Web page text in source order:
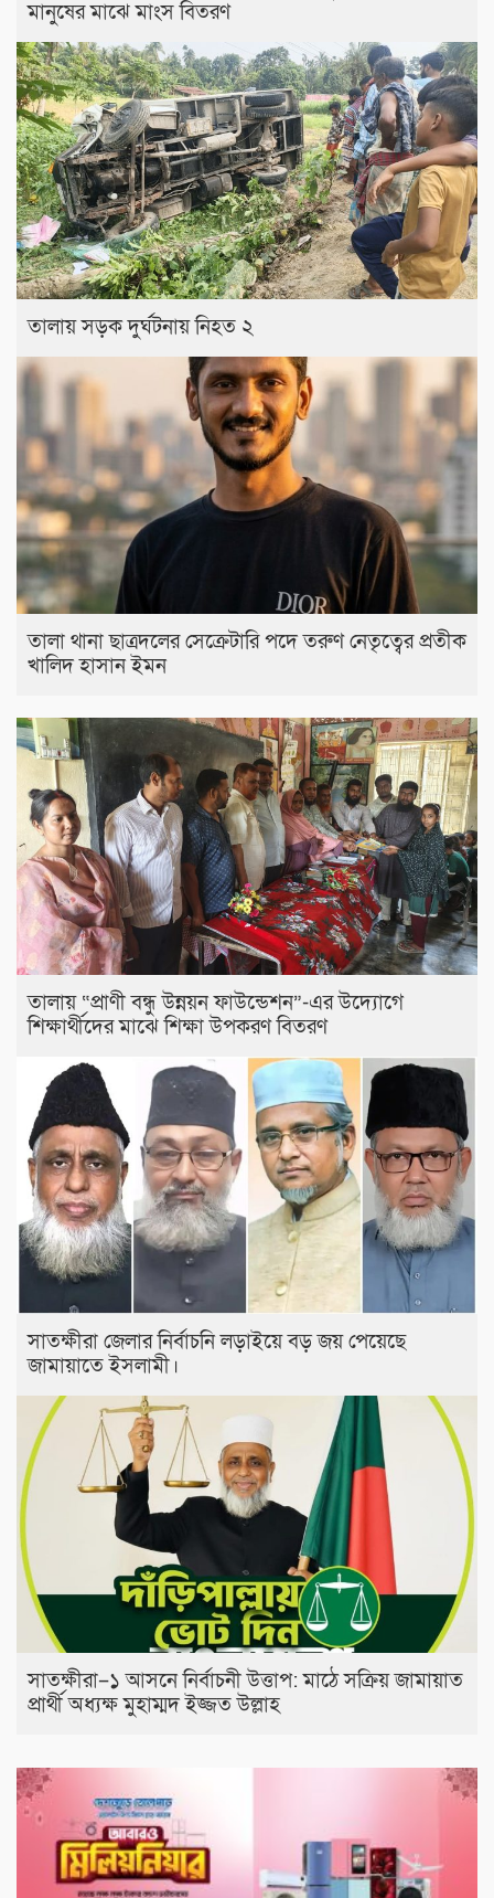
মানুষের মাঝে মাংস বিতরণ
তালায় সড়ক দুর্ঘটনায় নিহত ২
তালা থানা ছাত্রদলের সেক্রেটারি পদে তরুণ নেতৃত্বের প্রতীক
খালিদ হাসান ইমন
তালায় “প্রাণী বন্ধু উন্নয়ন ফাউন্ডেশন”-এর উদ্যোগে
শিক্ষার্থীদের মাঝে শিক্ষা উপকরণ বিতরণ
সাতক্ষীরা জেলার নির্বাচনি লড়াইয়ে বড় জয় পেয়েছে
জামায়াতে ইসলামী।
সাতক্ষীরা–১ আসনে নির্বাচনী উত্তাপ: মাঠে সক্রিয় জামায়াত
প্রার্থী অধ্যক্ষ মুহাম্মদ ইজ্জত উল্লাহ